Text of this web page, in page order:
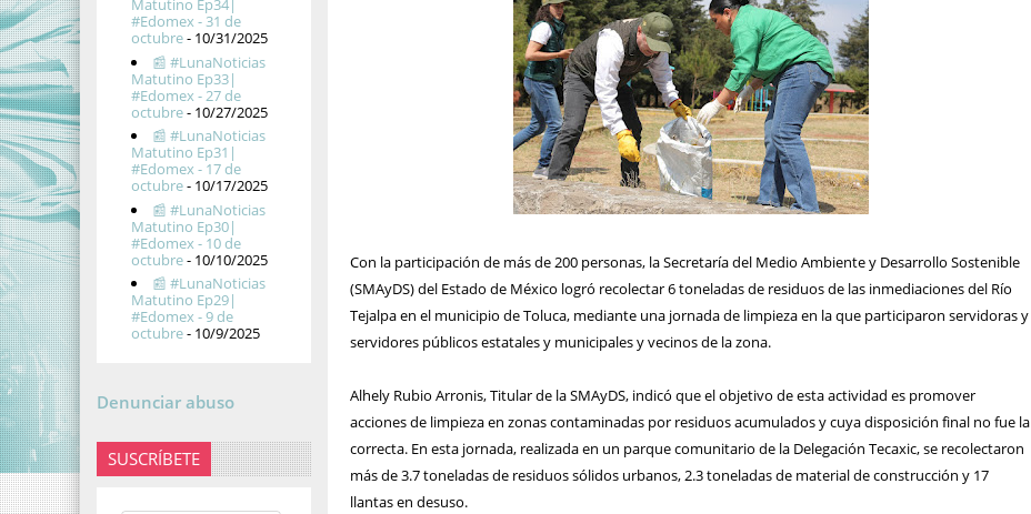
Matutino Ep34|
#Edomex - 31 de
octubre- 10/31/2025
📰 #LunaNoticias
Matutino Ep33|
#Edomex - 27 de
octubre- 10/27/2025
📰 #LunaNoticias
Matutino Ep31|
#Edomex - 17 de
octubre- 10/17/2025
📰 #LunaNoticias
Matutino Ep30|
#Edomex - 10 de
octubre- 10/10/2025
📰 #LunaNoticias
Matutino Ep29|
#Edomex - 9 de
octubre- 10/9/2025
Denunciar abuso
SUSCRÍBETE
Con la participación de más de 200 personas, la Secretaría del Medio Ambiente y Desarrollo Sostenible
(SMAyDS) del Estado de México logró recolectar 6 toneladas de residuos de las inmediaciones del Río
Tejalpa en el municipio de Toluca, mediante una jornada de limpieza en la que participaron servidoras y
servidores públicos estatales y municipales y vecinos de la zona.
Alhely Rubio Arronis, Titular de la SMAyDS, indicó que el objetivo de esta actividad es promover
acciones de limpieza en zonas contaminadas por residuos acumulados y cuya disposición final no fue la
correcta. En esta jornada, realizada en un parque comunitario de la Delegación Tecaxic, se recolectaron
más de 3.7 toneladas de residuos sólidos urbanos, 2.3 toneladas de material de construcción y 17
llantas en desuso.